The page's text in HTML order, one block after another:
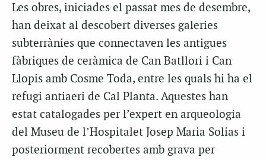
Les obres, iniciades el passat mes de desembre,
han deixat al descobert diverses galeries
subterrànies que connectaven les antigues
fàbriques de ceràmica de Can Batllori i Can
Llopis amb Cosme Toda, entre les quals hi ha el
refugi antiaeri de Cal Planta. Aquestes han
estat catalogades per l’expert en arqueologia
del Museu de l’Hospitalet Josep Maria Solias i
posteriorment recobertes amb grava per